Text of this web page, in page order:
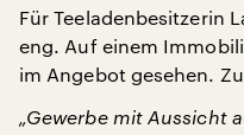
Für Teeladenbesitzerin
eng. Auf einem
im Angebot gesehen.
„Gewerbe mit Aussicht